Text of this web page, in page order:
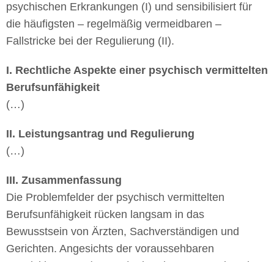
psychischen Erkrankungen (I) und sensibilisiert für
die häufigsten – regelmäßig vermeidbaren –
Fallstricke bei der Regulierung (II).
I. Rechtliche Aspekte einer psychisch vermittelten
Berufsunfähigkeit
(…)
II. Leistungsantrag und Regulierung
(…)
III. Zusammenfassung
Die Problemfelder der psychisch vermittelten
Berufsunfähigkeit rücken langsam in das
Bewusstsein von Ärzten, Sachverständigen und
Gerichten. Angesichts der voraussehbaren